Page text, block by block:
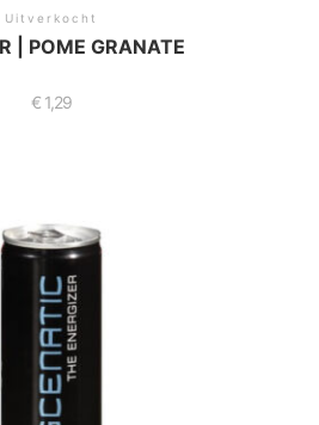
Uitverkocht
| POME GRANATE
€ 1,29